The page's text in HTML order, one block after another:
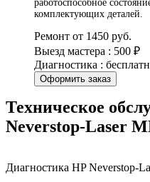
работоспособное
комплектующих деталей.
Ремонт от 1450 руб.
Выезд мастера : 500 ₽
Диагностика :
Оформить заказ
Техническое
Neverstop-Laser
Диагностика HP Neverstop-